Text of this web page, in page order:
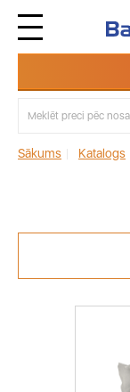
Sākums Katalogs